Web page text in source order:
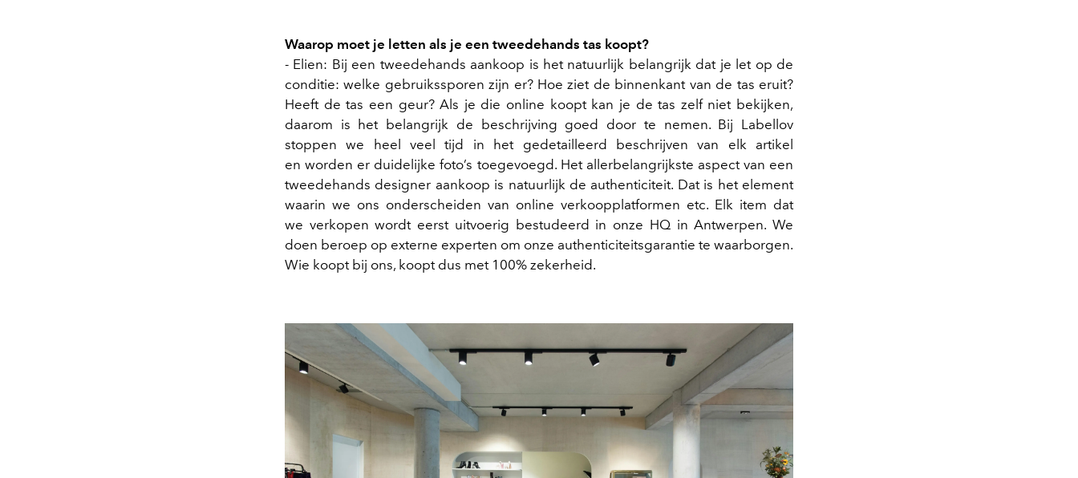
Waarop moet je letten als je een tweedehands tas koopt?
- Elien: Bij een tweedehands aankoop is het natuurlijk belangrijk dat je let op de
conditie: welke gebruikssporen zijn er? Hoe ziet de binnenkant van de tas eruit?
Heeft de tas een geur? Als je die online koopt kan je de tas zelf niet bekijken,
daarom is het belangrijk de beschrijving goed door te nemen. Bij Labellov
stoppen we heel veel tijd in het gedetailleerd beschrijven van elk artikel
en worden er duidelijke foto’s toegevoegd. Het allerbelangrijkste aspect van een
tweedehands designer aankoop is natuurlijk de authenticiteit. Dat is het element
waarin we ons onderscheiden van online verkoopplatformen etc. Elk item dat
we verkopen wordt eerst uitvoerig bestudeerd in onze HQ in Antwerpen. We
doen beroep op externe experten om onze authenticiteitsgarantie te waarborgen.
Wie koopt bij ons, koopt dus met 100% zekerheid.